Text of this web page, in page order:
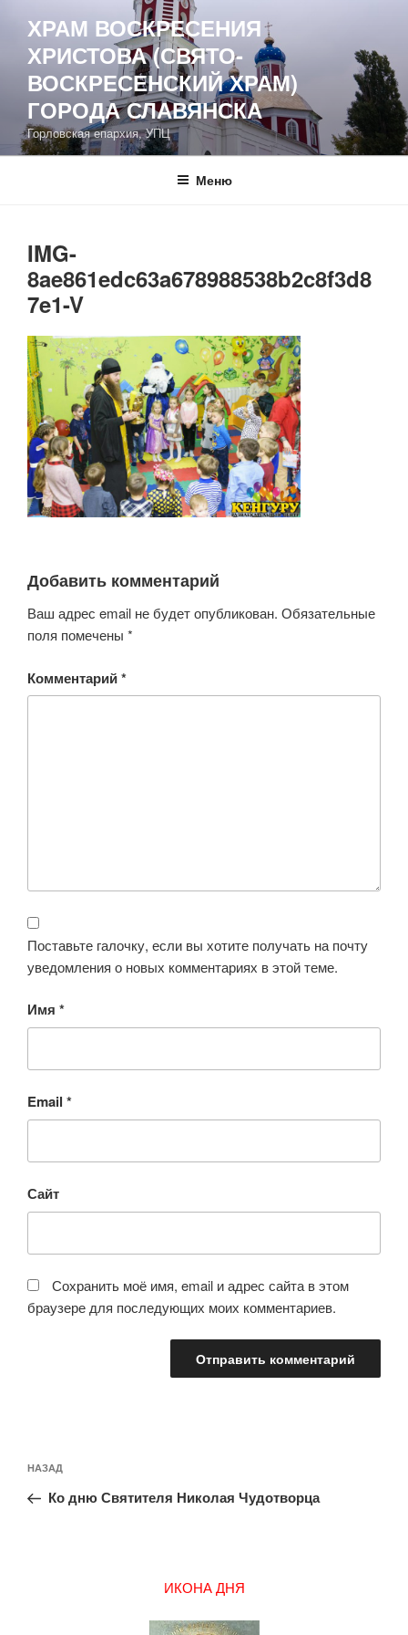
содержимому
ХРАМ ВОСКРЕСЕНИЯ
ХРИСТОВА (СВЯТО-
ВОСКРЕСЕНСКИЙ ХРАМ)
ГОРОДА СЛАВЯНСКА
Горловская епархия, УПЦ
Меню
IMG-
8ae861edc63a678988538b2c8f3d8
7e1-V
Добавить комментарий
Ваш адрес email не будет опубликован. Обязательные
поля помечены *
Комментарий*
Поставьте галочку, если вы хотите получать на почту
уведомления о новых комментариях в этой теме.
Имя *
Email *
Сайт
Сохранить моё имя, email и адрес сайта в этом
браузере для последующих моих комментариев.
по
записям
Предыдущая
запись:
НАЗАД
Ко дню Святителя Николая Чудотворца
ИКОНА ДНЯ